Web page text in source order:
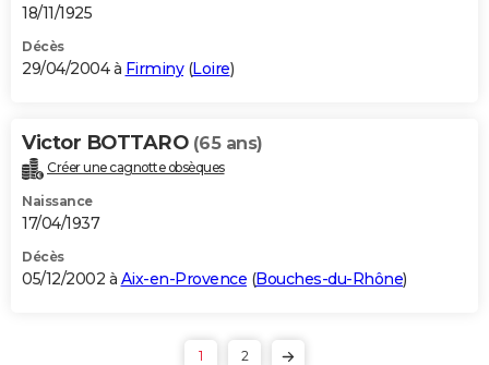
18/11/1925
Décès
29/04/2004 à Firminy(Loire)
Victor BOTTARO (65 ans)
Créer une cagnotte obsèques
Naissance
17/04/1937
Décès
05/12/2002 à Aix-en-Provence (Bouches-du-Rhône)
1 2